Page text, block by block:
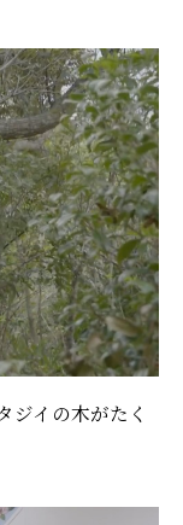
ジイの木がたく